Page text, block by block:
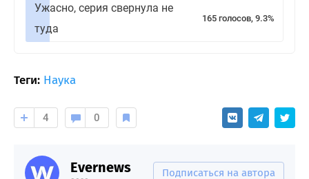
Ужасно, серия свернула не
туда
165 голосов, 9.3%
Теги: Наука
4 0
Evernews Подписаться на автора